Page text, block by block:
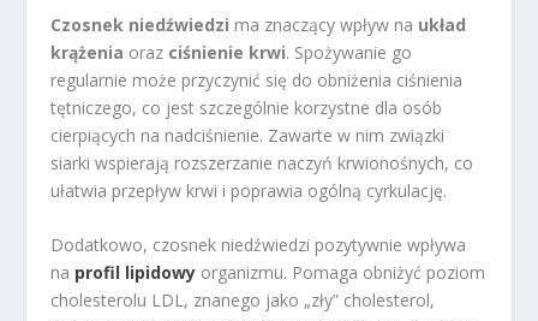
Czosnek niedźwiedzi ma znaczący wpływ na układ
krążenia oraz ciśnienie krwi. Spożywanie go
regularnie może przyczynić się do obniżenia ciśnienia
tętniczego, co jest szczególnie korzystne dla osób
cierpiących na nadciśnienie. Zawarte w nim związki
siarki wspierają rozszerzanie naczyń krwionośnych, co
ułatwia przepływ krwi i poprawia ogólną cyrkulację.
Dodatkowo, czosnek niedźwiedzi pozytywnie wpływa
na profil lipidowy organizmu. Pomaga obniżyć poziom
cholesterolu LDL, znanego jako „zły” cholesterol,